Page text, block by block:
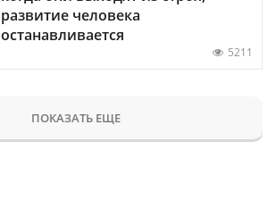
развитие человека
останавливается
5211
ПОКАЗАТЬ ЕЩЕ